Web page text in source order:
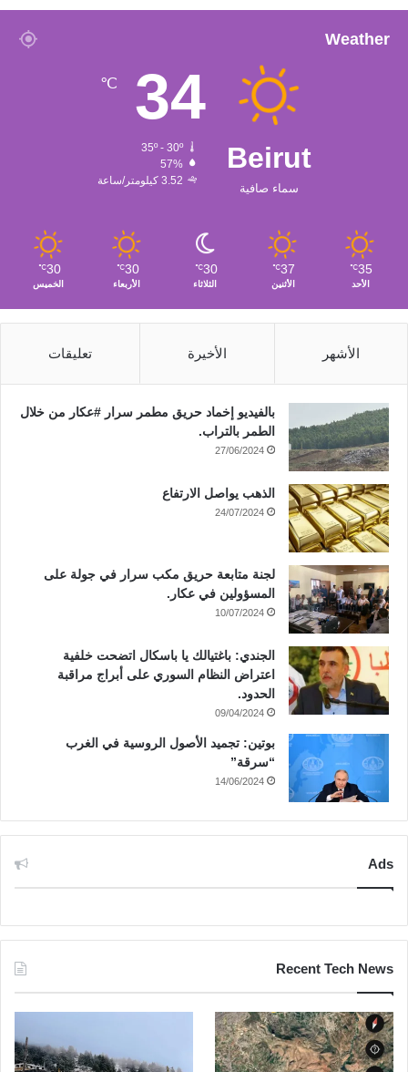
Weather
Beirut
سماء صافية
34
℃
35º - 30º
57%
3.52 كيلومتر/ساعة
35
℃
الأحد
37
℃
الأثنين
30
℃
الثلاثاء
30
℃
الأربعاء
30
℃
الخميس
الأشهر الأخيرة تعليقات
بالفيديو إخماد حريق مطمر سرار #عكار من خلال
الطمر بالتراب.
27/06/2024
الذهب يواصل الارتفاع
24/07/2024
لجنة متابعة حريق مكب سرار في جولة على
المسؤولين في عكار.
10/07/2024
الجندي: باغتيالك يا باسكال اتضحت خلفية
اعتراض النظام السوري على أبراج مراقبة
الحدود.
09/04/2024
بوتين: تجميد الأصول الروسية في الغرب
“سرقة”
14/06/2024
Ads
Recent Tech News